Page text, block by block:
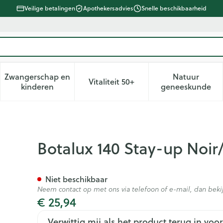
Veilige betalingen Apothekersadvies Snelle beschikbaarheid
verzorging en hygiëne categorie
voor Dieet, voeding en vitamines categorie
Zwangerschap en
kinderenToon submenu voor Zwangerschap en kinderen
Vitaliteit 50+Toon submenu voor Vitaliteit
Natuur
geneeskunde
Toon
N3Botalux 140 Stay-up
€ 25,94
Niet beschikbaar
Neem contact op met ons via telefoon of e-mail, dan